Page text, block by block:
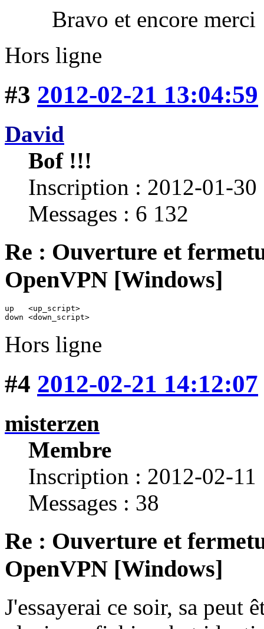
Bravo et encore
Hors ligne
#3 2012-02-21 13:04:59
David
Bof !!!
Inscription : 2012-01-30
Messages : 6 132
Re : Ouverture et
OpenVPN [Windows]
up   <up_script>
down <down_script>
Hors ligne
#4 2012-02-21 14:12:07
misterzen
Membre
Inscription : 2012-02-11
Messages : 38
Re : Ouverture et
OpenVPN [Windows]
J'essayerai ce soir, sa peut